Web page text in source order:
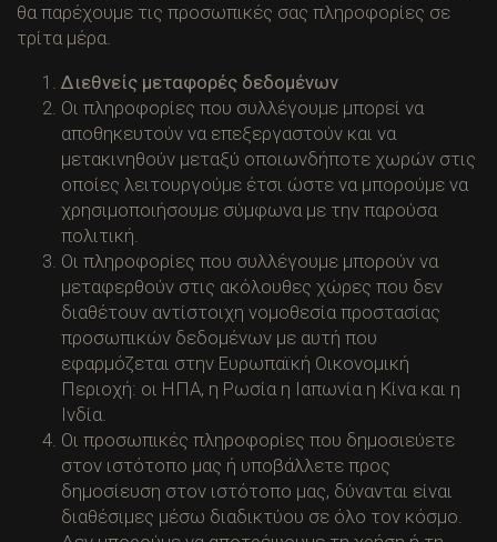
θα παρέχουμε τις προσωπικές σας πληροφορίες σε
τρίτα μέρα.
Διεθνείς μεταφορές δεδομένων
Οι πληροφορίες που συλλέγουμε μπορεί να
αποθηκευτούν να επεξεργαστούν και να
μετακινηθούν μεταξύ οποιωνδήποτε χωρών στις
οποίες λειτουργούμε έτσι ώστε να μπορούμε να
χρησιμοποιήσουμε σύμφωνα με την παρούσα
πολιτική.
Οι πληροφορίες που συλλέγουμε μπορούν να
μεταφερθούν στις ακόλουθες χώρες που δεν
διαθέτουν αντίστοιχη νομοθεσία προστασίας
προσωπικών δεδομένων με αυτή που
εφαρμόζεται στην Ευρωπαϊκή Οικονομική
Περιοχή: οι ΗΠΑ, η Ρωσία η Ιαπωνία η Κίνα και η
Ινδία.
Οι προσωπικές πληροφορίες που δημοσιεύετε
στον ιστότοπο μας ή υποβάλλετε προς
δημοσίευση στον ιστότοπο μας, δύνανται είναι
διαθέσιμες μέσω διαδικτύου σε όλο τον κόσμο.